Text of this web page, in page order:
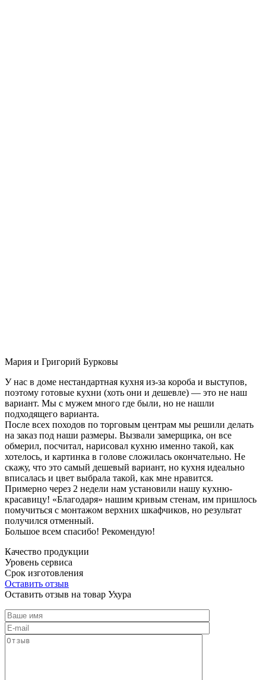
Мария и Григорий Бурковы
У нас в доме нестандартная кухня из-за короба и выступов,
поэтому готовые кухни (хоть они и дешевле) — это не наш
вариант. Мы с мужем много где были, но не нашли
подходящего варианта.
После всех походов по торговым центрам мы решили делать
на заказ под наши размеры. Вызвали замерщика, он все
обмерил, посчитал, нарисовал кухню именно такой, как
хотелось, и картинка в голове сложилась окончательно. Не
скажу, что это самый дешевый вариант, но кухня идеально
вписалась и цвет выбрала такой, как мне нравится.
Примерно через 2 недели нам установили нашу кухню-
красавицу! «Благодаря» нашим кривым стенам, им пришлось
помучиться с монтажом верхних шкафчиков, но результат
получился отменный.
Большое всем спасибо! Рекомендую!
Качество продукции
Уровень сервиса
Срок изготовления
Оставить отзыв
Оставить отзыв на товар Ухура